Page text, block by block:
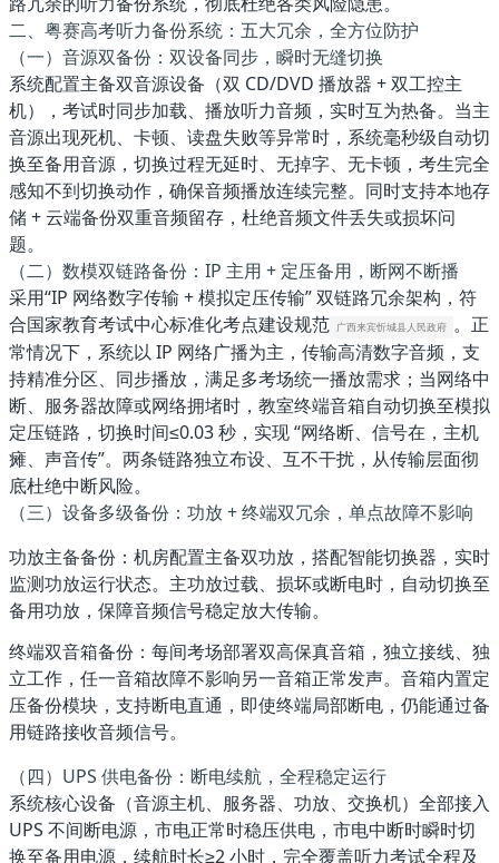
二、粤赛高考听力备份系统：五大冗余，全方位防护
（一）音源双备份：双设备同步，瞬时无缝切换
系统配置主备双音源设备 （双 CD/DVD 播放器 + 双工控主
机），考试时同步加载、播放听力音频，实时互为热备。当主
音源出现死机、卡顿、读盘失败等异常时，系统毫秒级自动切
换至备用音源，切换过程无延时、无掉字、无卡顿，考生完全
感知不到切换动作，确保音频播放连续完整。同时支持本地存
储 + 云端备份双重音频留存，杜绝音频文件丢失或损坏问
题。
（二）数模双链路备份：IP 主用 + 定压备用，断网不断播
采用“IP 网络数字传输 + 模拟定压传输” 双链路冗余架构 ，符
合国家教育考试中心标准化考点建设规范 广西来宾忻城县人民政府 。正
常情况下，系统以 IP 网络广播为主，传输高清数字音频，支
持精准分区、同步播放，满足多考场统一播放需求；当网络中
断、服务器故障或网络拥堵时，教室终端音箱自动切换至模拟
定压链路，切换时间≤0.03 秒，实现 “网络断、信号在，主机
瘫、声音传”。两条链路独立布设、互不干扰，从传输层面彻
底杜绝中断风险。
（三）设备多级备份：功放 + 终端双冗余，单点故障不影响
功放主备备份 ：机房配置主备双功放，搭配智能切换器，实时
监测功放运行状态。主功放过载、损坏或断电时，自动切换至
备用功放，保障音频信号稳定放大传输。
终端双音箱备份 ：每间考场部署双高保真音箱 ，独立接线、独
立工作，任一音箱故障不影响另一音箱正常发声。音箱内置定
压备份模块，支持断电直通，即使终端局部断电，仍能通过备
用链路接收音频信号。
（四）UPS 供电备份：断电续航，全程稳定运行
系统核心设备（音源主机、服务器、功放、交换机）全部接入
UPS 不间断电源 ，市电正常时稳压供电，市电中断时瞬时切
换至备用电源，续航时长≥2 小时，完全覆盖听力考试全程及